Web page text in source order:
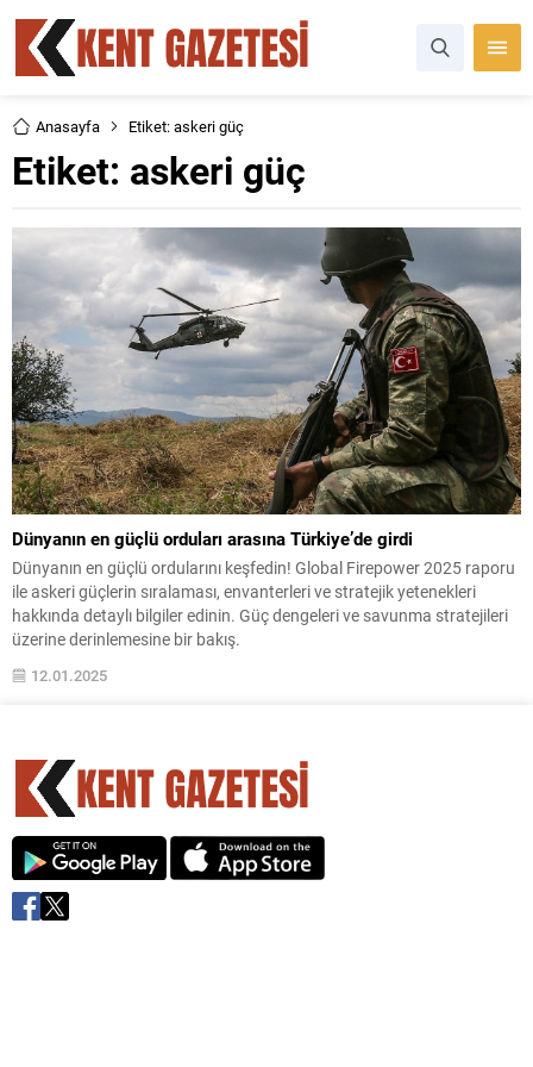
Anasayfa Etiket: askeri güç
Etiket: askeri güç
Dünyanın en güçlü orduları arasına Türkiye’de girdi
Dünyanın en güçlü ordularını keşfedin! Global Firepower 2025 raporu
ile askeri güçlerin sıralaması, envanterleri ve stratejik yetenekleri
hakkında detaylı bilgiler edinin. Güç dengeleri ve savunma stratejileri
üzerine derinlemesine bir bakış.
12.01.2025